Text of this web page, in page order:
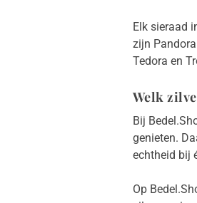
Elk sieraad
zijn
Tedora en
Welk
Bij
genieten.
echtheid bij
Op